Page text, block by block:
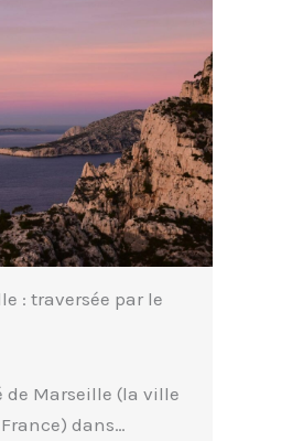
: traversée par le
de Marseille (la ville
dans…